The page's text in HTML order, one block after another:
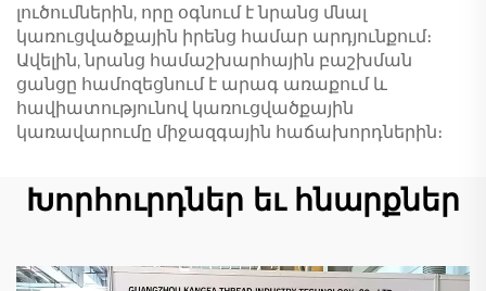
լուծումներին, որը օգնում է նրանց մնալ
կառուցվածքային իրենց համար արդյունքում։
Ավելին, նրանց համաշխարհային բաշխման
ցանցը համոզեցնում է արագ առաքում և
հավիատությունով կառուցվածքային
կառավարումը միջազգային հաճախորդներին։
Խորհուրդներ եւ հնարքներ